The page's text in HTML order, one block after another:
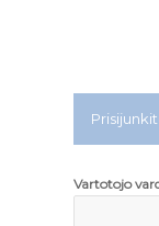
Vartotojo